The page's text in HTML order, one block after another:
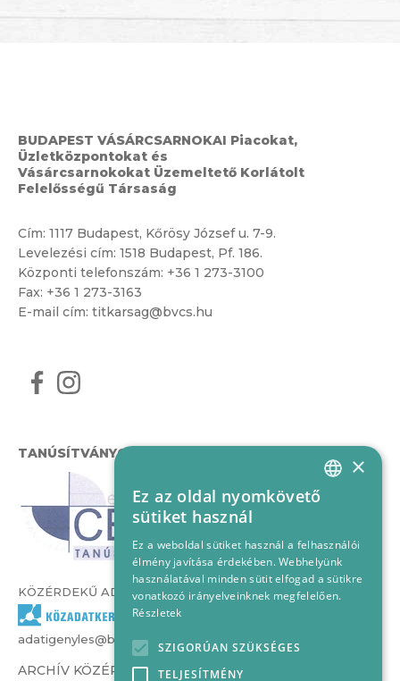
BUDAPEST VÁSÁRCSARNOKAI Piacokat,
Üzletközpontokat és
Vásárcsarnokokat Üzemeltető Korlátolt
Felelősségű Társaság
Cím: 1117 Budapest, Kőrösy József u. 7-9.
Levelezési cím: 1518 Budapest, Pf. 186.
Központi telefonszám: +36 1 273-3100
Fax: +36 1 273-3163
E-mail cím: titkarsag@bvcs.hu
TANÚSÍTVÁNYOK
KÖZÉRDEKŰ ADATOK
adatigenyles@bvcs.hu
ARCHÍV KÖZÉRDEKŰ ADATOK –
HUNGARIAN
×
Ez az oldal nyomkövető
sütiket használ
Ez a weboldal sütiket használ a felhasználói
élmény javítása érdekében. Webhelyünk
használatával minden sütit elfogad a sütikre
vonatkozó irányelveinknek megfelelően.
Részletek
SZIGORÚAN SZÜKSÉGES
TELJESÍTMÉNY